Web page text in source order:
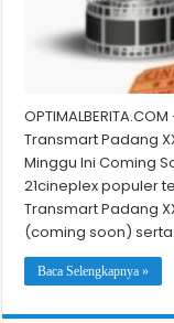
Transmart Padang
Minggu Ini Coming
21cineplex populer
Transmart Padang
(coming soon) serta
Baca Selengkapnya »